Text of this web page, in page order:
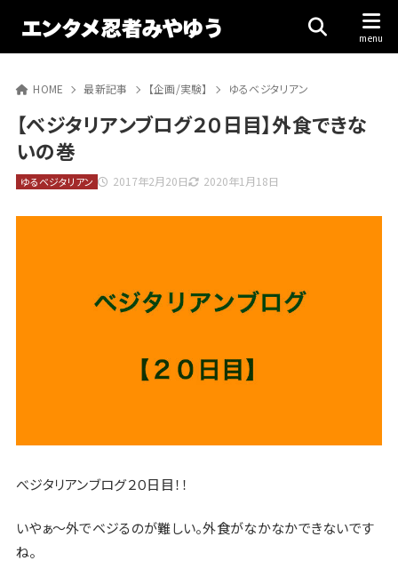
HOME 最新記事 【企画/実験】 ゆるベジタリアン
【ベジタリアンブログ２０日目】外食できな
いの巻
2017年2月20日 2020年1月18日
ゆるベジタリアン
べジタリアンブログ２０日目！！
いやぁ〜外でベジるのが難しい。外食がなかなかできないです
ね。